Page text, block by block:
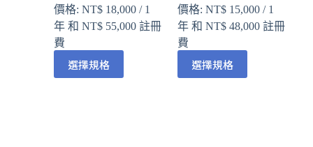
價格: NT$ 18,000 / 1
年 和 NT$ 55,000註冊
費
選擇規格
價格: NT$ 15,000 / 1
年 和 NT$ 48,000註冊
費
選擇規格